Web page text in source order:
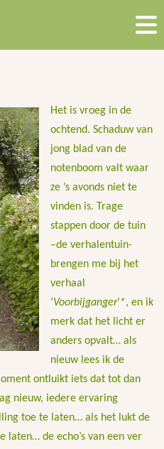
Het is vroeg in de
ochtend. Schaduw van
jong blad van de
notenboom valt waar
ze ’s avonds niet te
vinden is. Trage
stappen door de tuin
–de verhalentuin-
brengen me bij het
verhaal
‘Voorbijganger’*, en ik
merk dat het licht er
anders opvalt… als
nieuw lees ik de
ontluikt iets dat tot dan
nieuw, iedere ervaring
toe te laten… als het lukt de
laten… de echo’s van een ver